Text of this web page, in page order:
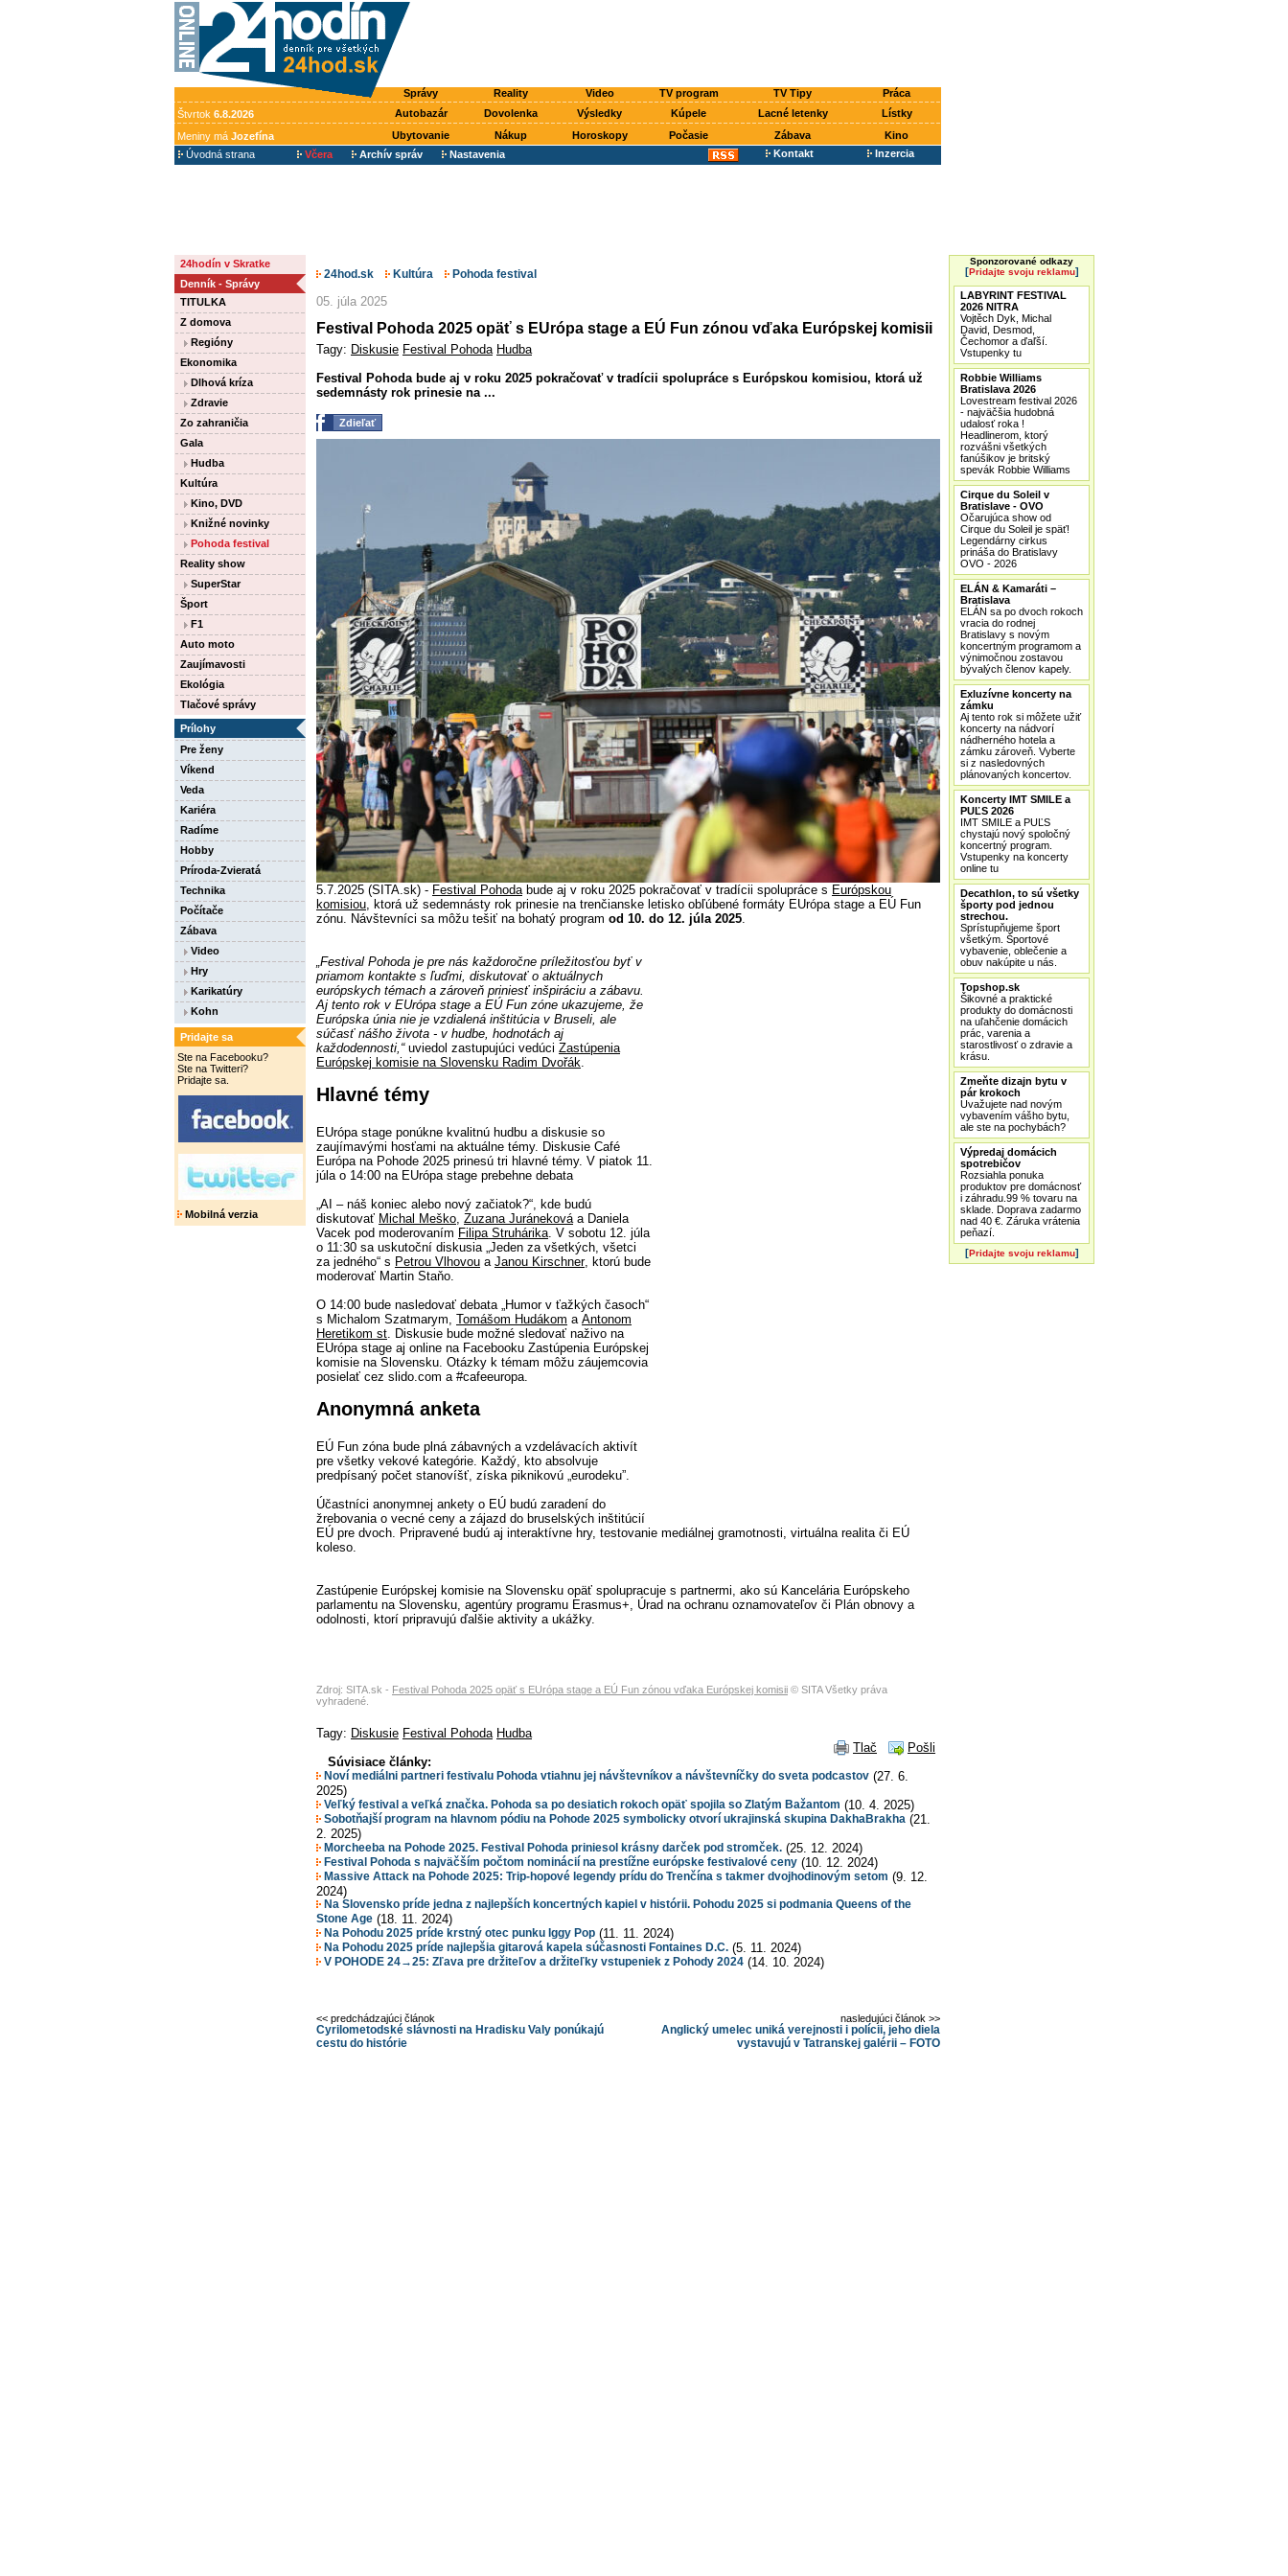
Správy Reality Video TV program TV Tipy
Práca
Štvrtok 6.8.2026 Autobazár Dovolenka Výsledky Kúpele Lacné letenky
Lístky
Meniny má Jozefína Ubytovanie Nákup Horoskopy Počasie Zábava
Kino
Úvodná strana
Včera Archív správ Nastavenia Kontakt Inzercia
24hodín v Skratke
Denník - Správy
TITULKA
Z domova
Regióny
Ekonomika
Dlhová kríza
Zdravie
Zo zahraničia
Gala
Hudba
Kultúra
Kino, DVD
Knižné novinky
Pohoda festival
Reality show
SuperStar
Šport
F1
Auto moto
Zaujímavosti
Ekológia
Tlačové správy
Prílohy
Pre ženy
Víkend
Veda
Kariéra
Radíme
Hobby
Príroda-Zvieratá
Technika
Počítače
Zábava
Video
Hry
Karikatúry
Kohn
Pridajte sa
Ste na Facebooku?
Ste na Twitteri?
Pridajte sa.
Mobilná verzia
24hod.sk Kultúra Pohoda festival
05. júla 2025
Festival Pohoda 2025 opäť s EUrópa stage a EÚ Fun zónou vďaka Európskej komisii
Tagy: Diskusie Festival Pohoda Hudba
Festival Pohoda bude aj v roku 2025 pokračovať v tradícii spolupráce s Európskou komisiou, ktorá už
sedemnásty rok prinesie na ...
Zdieľať
5.7.2025 (SITA.sk) - Festival Pohodabude aj v roku 2025 pokračovať v tradícii spolupráce s Európskou
komisiou, ktorá už sedemnásty rok prinesie na trenčianske letisko obľúbené formáty EUrópa stage a EÚ Fun
zónu. Návštevníci sa môžu tešiť na bohatý program od 10. do 12. júla 2025.
„Festival Pohoda je pre nás každoročne príležitosťou byť v
priamom kontakte s ľuďmi, diskutovať o aktuálnych
európskych témach a zároveň priniesť inšpiráciu a zábavu.
Aj tento rok v EUrópa stage a EÚ Fun zóne ukazujeme, že
Európska únia nie je vzdialená inštitúcia v Bruseli, ale
súčasť nášho života - v hudbe, hodnotách aj
každodennosti,“uviedol zastupujúci vedúci Zastúpenia
Európskej komisie na Slovensku Radim Dvořák.
Hlavné témy
EUrópa stage ponúkne kvalitnú hudbu a diskusie so
zaujímavými hosťami na aktuálne témy. Diskusie Café
Európa na Pohode 2025 prinesú tri hlavné témy. V piatok 11.
júla o 14:00 na EUrópa stage prebehne debata
„AI – náš koniec alebo nový začiatok?“, kde budú
diskutovať Michal Meško, Zuzana Juránekováa Daniela
Vacek pod moderovaním Filipa Struhárika. V sobotu 12. júla
o 11:30 sa uskutoční diskusia „Jeden za všetkých, všetci
za jedného“ s Petrou Vlhovou a Janou Kirschner, ktorú bude
moderovať Martin Staňo.
O 14:00 bude nasledovať debata „Humor v ťažkých časoch“
s Michalom Szatmarym, Tomášom Hudákom a Antonom
Heretikom st. Diskusie bude možné sledovať naživo na
EUrópa stage aj online na Facebooku Zastúpenia Európskej
komisie na Slovensku. Otázky k témam môžu záujemcovia
posielať cez slido.com a #cafeeuropa.
Anonymná anketa
EÚ Fun zóna bude plná zábavných a vzdelávacích aktivít
pre všetky vekové kategórie. Každý, kto absolvuje
predpísaný počet stanovíšť, získa piknikovú „eurodeku”.
Účastníci anonymnej ankety o EÚ budú zaradení do
žrebovania o vecné ceny a zájazd do bruselských inštitúcií
EÚ pre dvoch. Pripravené budú aj interaktívne hry, testovanie mediálnej gramotnosti, virtuálna realita či EÚ
koleso.
Zastúpenie Európskej komisie na Slovensku opäť spolupracuje s partnermi, ako sú Kancelária Európskeho
parlamentu na Slovensku, agentúry programu Erasmus+, Úrad na ochranu oznamovateľov či Plán obnovy a
odolnosti, ktorí pripravujú ďalšie aktivity a ukážky.
Zdroj: SITA.sk - Festival Pohoda 2025 opäť s EUrópa stage a EÚ Fun zónou vďaka Európskej komisii © SITA Všetky práva
vyhradené.
Tagy: Diskusie Festival Pohoda Hudba
Tlač
Pošli
Súvisiace články:
Noví mediálni partneri festivalu Pohoda vtiahnu jej návštevníkov a návštevníčky do sveta podcastov (27. 6.
2025)
Veľký festival a veľká značka. Pohoda sa po desiatich rokoch opäť spojila so Zlatým Bažantom (10. 4. 2025)
Sobotňajší program na hlavnom pódiu na Pohode 2025 symbolicky otvorí ukrajinská skupina DakhaBrakha (21.
2. 2025)
Morcheeba na Pohode 2025. Festival Pohoda priniesol krásny darček pod stromček. (25. 12. 2024)
Festival Pohoda s najväčším počtom nominácií na prestížne európske festivalové ceny (10. 12. 2024)
Massive Attack na Pohode 2025: Trip-hopové legendy prídu do Trenčína s takmer dvojhodinovým setom (9. 12.
2024)
Na Slovensko príde jedna z najlepších koncertných kapiel v histórii. Pohodu 2025 si podmania Queens of the
Stone Age (18. 11. 2024)
Na Pohodu 2025 príde krstný otec punku Iggy Pop (11. 11. 2024)
Na Pohodu 2025 príde najlepšia gitarová kapela súčasnosti Fontaines D.C. (5. 11. 2024)
V POHODE 24→25: Zľava pre držiteľov a držiteľky vstupeniek z Pohody 2024 (14. 10. 2024)
nasledujúci článok >>
Anglický umelec uniká verejnosti i polícii, jeho diela
vystavujú v Tatranskej galérii – FOTO
<< predchádzajúci článok
Cyrilometodské slávnosti na Hradisku Valy ponúkajú
cestu do histórie
Sponzorované odkazy
[Pridajte svoju reklamu]
LABYRINT FESTIVAL
2026 NITRA
Vojtěch Dyk, Michal
David, Desmod,
Čechomor a ďaľší.
Vstupenky tu
Robbie Williams
Bratislava 2026
Lovestream festival 2026
- najväčšia hudobná
udalosť roka !
Headlinerom, ktorý
rozvášni všetkých
fanúšikov je britský
spevák Robbie Williams
Cirque du Soleil v
Bratislave - OVO
Očarujúca show od
Cirque du Soleil je späť!
Legendárny cirkus
prináša do Bratislavy
OVO - 2026
ELÁN & Kamaráti –
Bratislava
ELÁN sa po dvoch rokoch
vracia do rodnej
Bratislavy s novým
koncertným programom a
výnimočnou zostavou
bývalých členov kapely.
Exluzívne koncerty na
zámku
Aj tento rok si môžete užiť
koncerty na nádvorí
nádherného hotela a
zámku zároveň. Vyberte
si z nasledovných
plánovaných koncertov.
Koncerty IMT SMILE a
PUĽS 2026
IMT SMILE a PUĽS
chystajú nový spoločný
koncertný program.
Vstupenky na koncerty
online tu
Decathlon, to sú všetky
športy pod jednou
strechou.
Sprístupňujeme šport
všetkým. Športové
vybavenie, oblečenie a
obuv nakúpite u nás.
Topshop.sk
Šikovné a praktické
produkty do domácnosti
na uľahčenie domácich
prác, varenia a
starostlivosť o zdravie a
krásu.
Zmeňte dizajn bytu v
pár krokoch
Uvažujete nad novým
vybavením vášho bytu,
ale ste na pochybách?
Výpredaj domácich
spotrebičov
Rozsiahla ponuka
produktov pre domácnosť
i záhradu.99 % tovaru na
sklade. Doprava zadarmo
nad 40 €. Záruka vrátenia
peňazí.
[Pridajte svoju reklamu]